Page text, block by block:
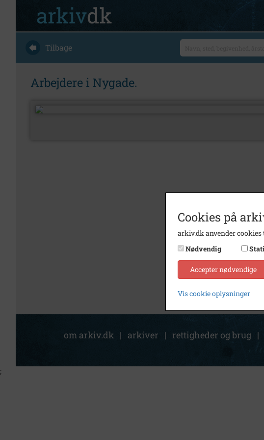
Tilbage
Arbejdere i Nygade.
om arkiv.dk | arkiver | rettigheder og brug |
Cookies på
arkiv.dk anvender
Nødvendig
Accepter nødvendige
Vis cookie oplysninger
;